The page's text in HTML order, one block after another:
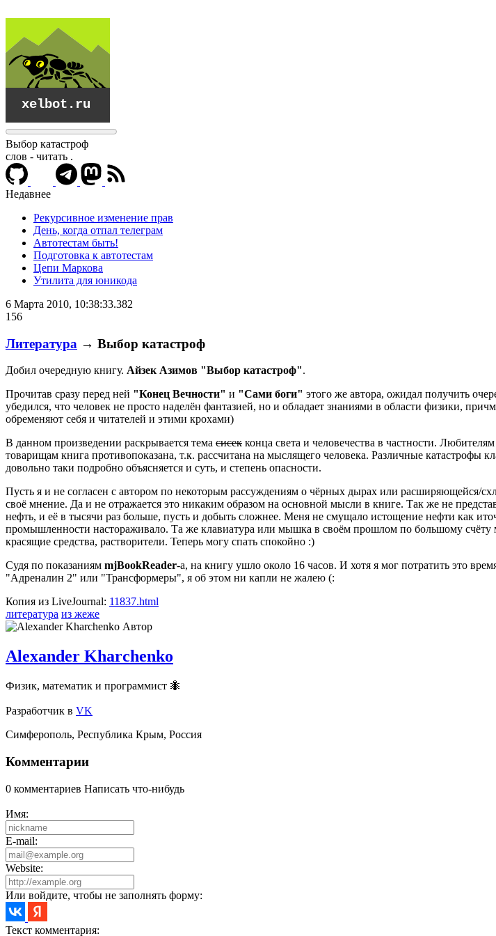
xelbot.ru
Выбор катастроф
слов - читать .
Недавнее
Рекурсивное изменение прав
День, когда отпал телеграм
Автотестам быть!
Подготовка к автотестам
Цепи Маркова
Утилита для юникода
6 Марта 2010, 10:38:33.382
156
Литература → Выбор катастроф
Добил очередную книгу. Айзек Азимов "Выбор катастроф".
Прочитав сразу перед ней "Конец Вечности" и "Сами боги" этого же автора, ожидал получить
убедился, что человек не просто наделён фантазией, но и обладает знаниями в области физики,
обременяют себя и читателей и этими крохами)
В данном произведении раскрывается тема сисек конца света и человечества в частности.
товарищам книга противопоказана, т.к. рассчитана на мыслящего человека. Различные
довольно таки подробно объясняется и суть, и степень опасности.
Пусть я и не согласен с автором по некоторым рассуждениям о чёрных дырах или расширяющейся/
своё мнение. Да и не отражается это никаким образом на основной мысли в книге. Так же не
нефть, и её в тысячи раз больше, пусть и добыть сложнее. Меня не смущало истощение нефти как
промышленности настораживало. Та же клавиатура или мышка в своём прошлом по большому
красящие средства, растворители. Теперь могу спать спокойно :)
Судя по показаниям mjBookReader-а, на книгу ушло около 16 часов. И хотя я мог потратить это
"Адреналин 2" или "Трансформеры", я об этом ни капли не жалею (:
Копия из LiveJournal: 11837.html
литература из жеже
Автор
Alexander Kharchenko
Физик, математик и программист 🐜
Разработчик в VK
Симферополь, Республика Крым, Россия
Комментарии
0 комментариев Написать что-нибудь
Имя:
E-mail:
Website:
Или войдите, чтобы не заполнять форму:
Текст комментария: